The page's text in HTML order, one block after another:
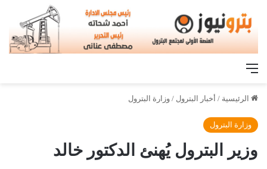
القائمة
الرئيسية / أخبار البترول / وزارة البترول
وزارة البترول
وزير البترول يُهنئ الدكتور خالد